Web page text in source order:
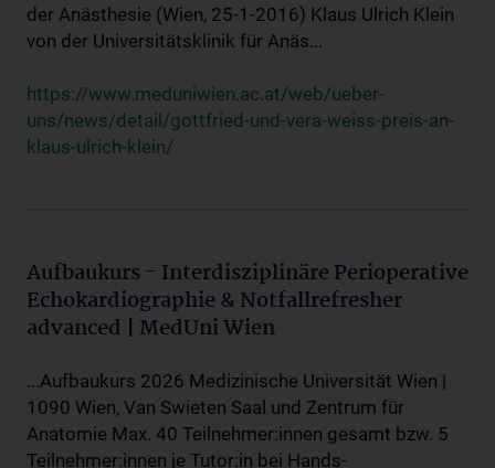
der Anästhesie (Wien, 25-1-2016) Klaus Ulrich Klein
von der Universitätsklinik für Anäs...
https://www.meduniwien.ac.at/web/ueber-
uns/news/detail/gottfried-und-vera-weiss-preis-an-
klaus-ulrich-klein/
Aufbaukurs - Interdisziplinäre Perioperative
Echokardiographie & Notfallrefresher
advanced | MedUni Wien
...Aufbaukurs 2026 Medizinische Universität Wien |
1090 Wien, Van Swieten Saal und Zentrum für
Anatomie Max. 40 Teilnehmer:innen gesamt bzw. 5
Teilnehmer:innen je Tutor:in bei Hands-